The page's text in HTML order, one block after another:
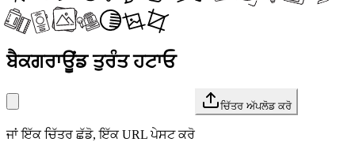
ਬੈਕਗਰਾਊਂਡ ਤੁਰੰਤ ਹਟਾਓ
ਚਿੱਤਰ ਅੱਪਲੋਡ ਕਰੋ
ਜਾਂ ਇੱਕ ਚਿੱਤਰ ਛੱਡੋ, ਇੱਕ URL ਪੇਸਟ ਕਰੋ